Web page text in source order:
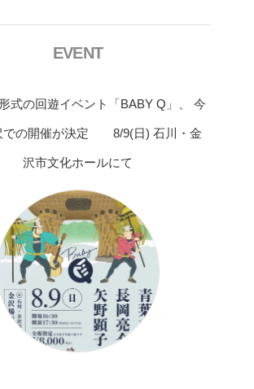
EVENT
式の回遊イベント「BABY Q」、 今
での開催が決定 8/9(日) 石川・金
沢市文化ホールにて